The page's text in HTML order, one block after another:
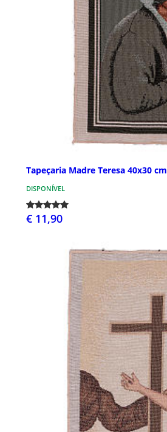
Tapeçaria Madre Teresa 40x30 cm
DISPONÍVEL
€ 11,90